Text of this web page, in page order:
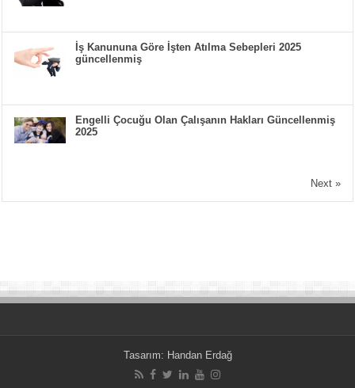
İş Kanununa Göre İşten Atılma Sebepleri 2025
güncellenmiş
Engelli Çocuğu Olan Çalışanın Hakları Güncellenmiş
2025
Next »
Tasarım: Handan Erdağ